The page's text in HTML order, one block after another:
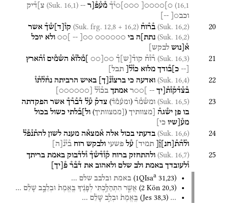
16,1)
○]○○○○[ ○○○]○י֯ך֯ מ֯ע֯פ֯[ר --
(Suk. 16,1)
צ]ד֯יק
וכב○[
--]
20
(Suk. 16,2) ב֯ר֯וח֯ (Suk. frg. 12,8 + 16,2) קו֯ ד ש֯ך֯ אשר
(Suk. 16,2) נתת]ה בי ○○○○○○
○○[
--
]○○ ולא יוכל
א֯[נוש לבקש]
21
(Suk. 16,3) ר֯ו֯ח֯ קוד֯ ש ך֯ ○○[○○ ]מ֯לו֯א֯ הש֯מ֯ים ו֯ה֯ארץ
[-- כ]ב֯ודך מלוא כו֯ל֯[ תבל]
22
(Suk. 16,4) ואדעה כי ברצו֯נ֯ ך באיש הרביתה נח֯ל֯ת֯ו֯
ב֯צ֯ד֯ק֯ו֯ת֯[יך -- ]○○ר אמתך בכ֯ו֯ל֯ ○○○○○○
23
(Suk. 16,5) ומש֯מ֯ר֯ (ומע֯מ֯ד֯) צדק֯ ע֯ל֯ ד֯ב֯ר֯ך֯ אשר הפקדתה
בו פן יש֯גה֯ [מצוותיך ( [ממצוותיך) ול]ב֯לתי כשול בכול
מע֯[שיו כי]
24
(Suk. 16,6) בדעתי בכול אלה א֯מצא֯ה מענה לשון להת֯נ֯פ֯ל֯
ול֯ה֯ת֯ חנ ן֯[ תמיד] ע֯ל פשעי ולבקש רוח ב֯י֯נ֯ ה
25
(Suk. 16,7) ולהתחזק ברוח ק֯ו֯ד֯ש֯ך֯ ו֯לד֯בוק באמת בריתך
ו֯לעובדך באמת ולב שלם ולאהוב את ד֯ב֯ר֯ פ֯ יך
(1QIsaa 31,23) באמת ובלבב שלם …
(2 Kön 20,3) אֲשֶׁ֧ר הִתְהַלַּ֣כְתִּי לְפָנֶ֗יךָ בֶּֽאֱמֶת֙ וּבְלֵבָ֣ב שָׁלֵ֔ם …
…
(Jes 38,3) בֶּֽאֱמֶת֙ וּבְלֵ֣ב שָׁלֵ֔ם …